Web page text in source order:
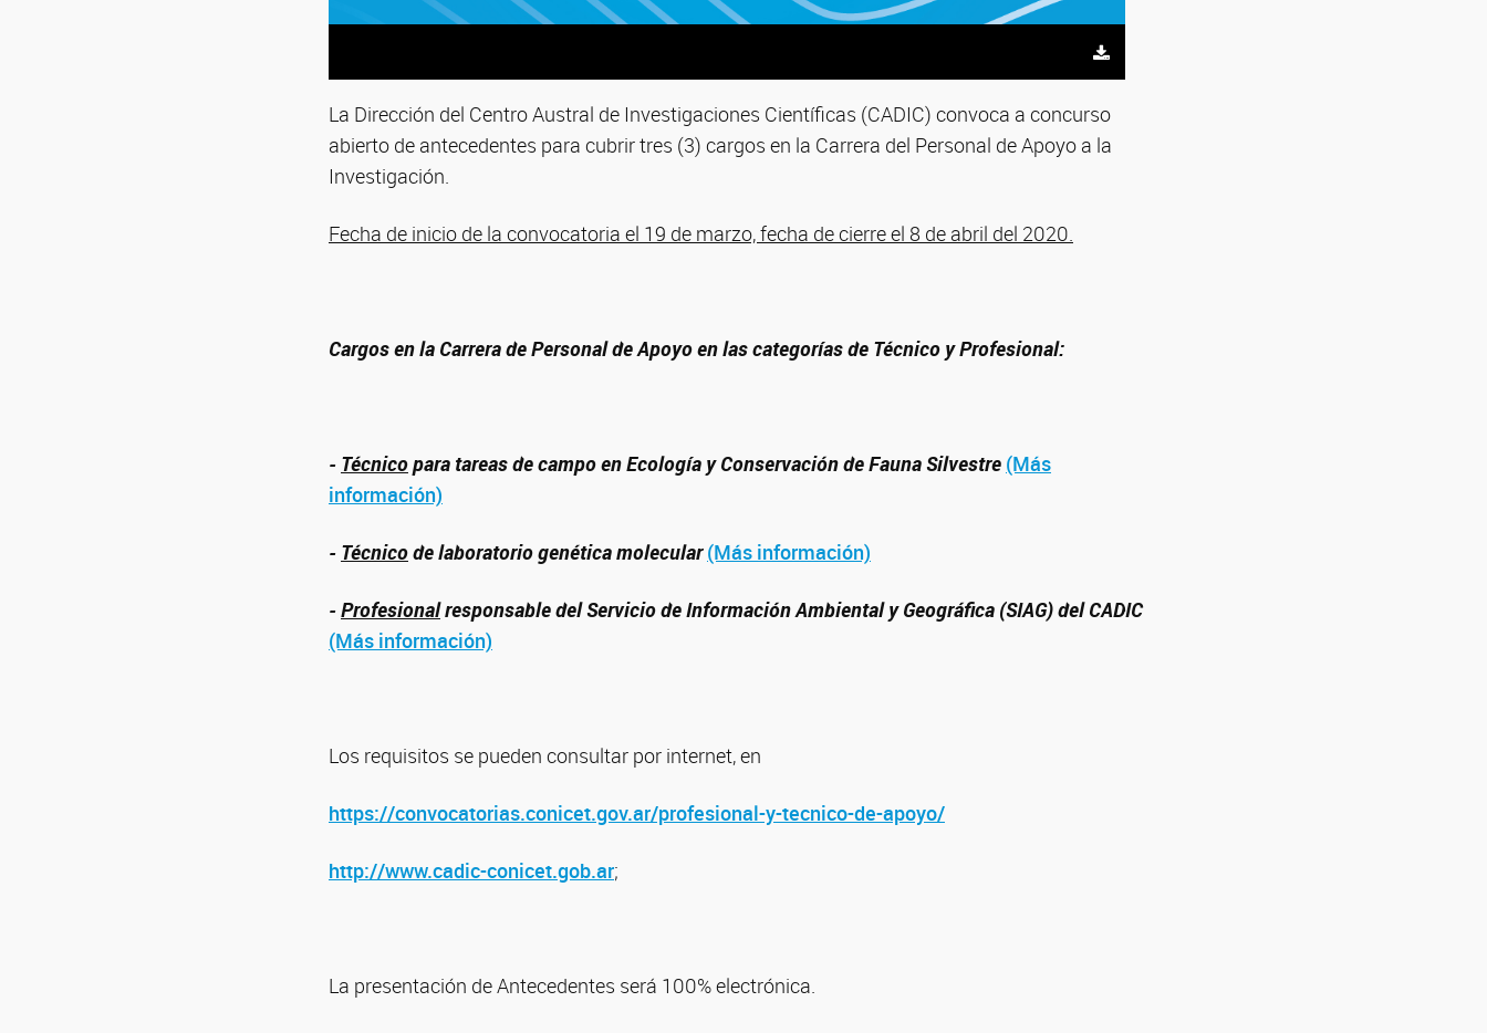
La Dirección del Centro Austral de Investigaciones Científicas (CADIC) convoca a concurso
abierto de antecedentes para cubrir tres (3) cargos en la Carrera del Personal de Apoyo a la
Investigación.
Fecha de inicio de la convocatoria el 19 de marzo, fecha de cierre el 8 de abril del 2020.
Cargos en la Carrera de Personal de Apoyoen las categorías de Técnico y Profesional:
- Técnicopara tareas de campo en Ecología y Conservación de Fauna Silvestre (Más
información)
- Técnicode laboratorio genética molecular(Más información)
-Profesionalresponsable del Servicio de Información Ambiental y Geográfica (SIAG) del CADIC
(Más información)
Los requisitos se pueden consultar por internet, en
https://convocatorias.conicet.gov.ar/profesional-y-tecnico-de-apoyo/
http://www.cadic-conicet.gob.ar;
La presentación de Antecedentes será 100% electrónica.